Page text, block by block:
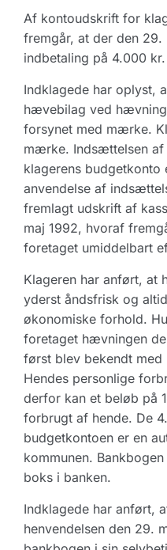
Af kontoudskrift for
fremgår, at der den
indbetaling på 4.000 kr.
Indklagede har oplyst,
hævebilag ved
forsynet med mærke.
mærke. Indsættelsen af
klagerens budgetkonto
anvendelse af
fremlagt udskrift af
maj 1992, hvoraf
foretaget umiddelbart
Klageren har anført, at
yderst åndsfrisk og
økonomiske forhold.
foretaget hævningen
først blev bekendt med
Hendes personlige
derfor kan et beløb på
forbrugt af hende. De
budgetkontoen er en
kommunen.
boks i banken.
Indklagede har anført,
henvendelsen den 29.